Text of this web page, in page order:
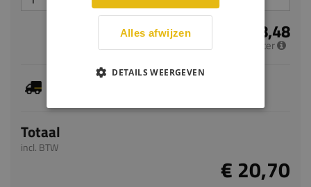
€ 8,48
per meter
Je hebt gekozen voor maatwerk, de verwachte
Totaal
incl. BTW
€ 20,70
Alles afwijzen
DETAILS WEERGEVEN